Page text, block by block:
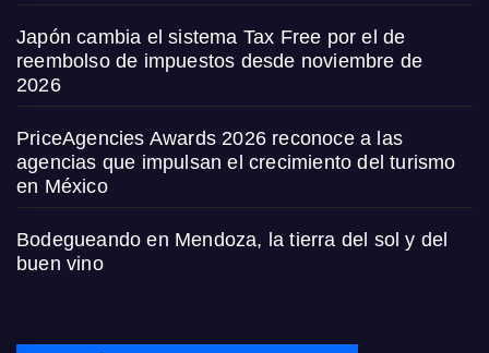
Japón cambia el sistema Tax Free por el de
reembolso de impuestos desde noviembre de
2026
PriceAgencies Awards 2026 reconoce a las
agencias que impulsan el crecimiento del turismo
en México
Bodegueando en Mendoza, la tierra del sol y del
buen vino